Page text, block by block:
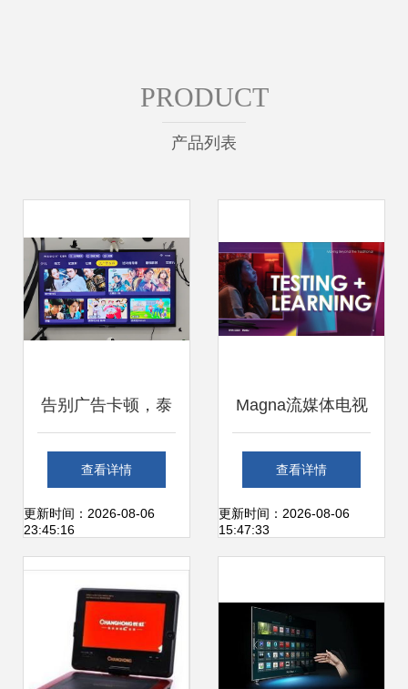
PRODUCT
产品列表
告别广告卡顿，泰
捷webox 60C电视
盒子重塑纯净影视
体验
查看详情
更新时间：2026-08-06
23:45:16
Magna流媒体电视
广告报告 电视新时
代的广告策略
查看详情
更新时间：2026-08-06
15:47:33